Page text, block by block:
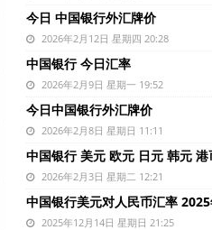
今日 中国银行外汇牌价
2026年2月12日 星期四 20:28
中国银行 今日汇率
2026年2月9日 星期一 19:52
今日中国银行外汇牌价
2026年2月8日 星期日 11:11
中国银行 美元 欧元 日元 韩元
2026年2月3日 星期二 12:21
中国银行美元对人民币汇率
2025年12月14日 星期日 21:25